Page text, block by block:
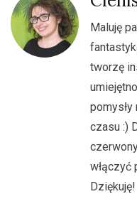
Maluję
tworzę
czasu :)
włączyć
Dziękuję!